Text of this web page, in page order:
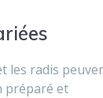
les radis
préparé et